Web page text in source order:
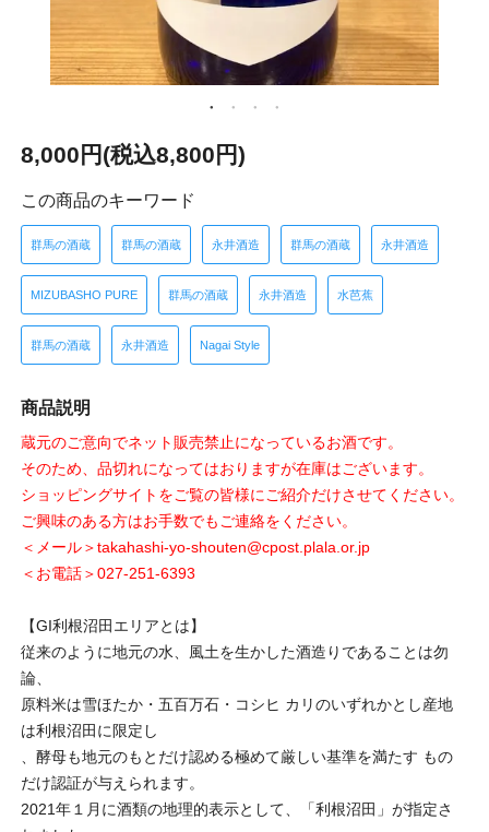
8,000円(税込8,800円)
この商品のキーワード
群馬の酒蔵 群馬の酒蔵 永井酒造 群馬の酒蔵 永井酒造
MIZUBASHO PURE 群馬の酒蔵 永井酒造 水芭蕉
群馬の酒蔵 永井酒造 Nagai Style
商品説明
蔵元のご意向でネット販売禁止になっているお酒です。
そのため、品切れになってはおりますが在庫はございます。
ショッピングサイトをご覧の皆様にご紹介だけさせてください。
ご興味のある方はお手数でもご連絡をください。
＜メール＞takahashi-yo-shouten@cpost.plala.or.jp
＜お電話＞027-251-6393
【GI利根沼田エリアとは】
従来のように地元の水、風土を生かした酒造りであることは勿
論、
原料米は雪ほたか・五百万石・コシヒ カリのいずれかとし産地
は利根沼田に限定し
、酵母も地元のもとだけ認める極めて厳しい基準を満たす もの
だけ認証が与えられます。
2021年１月に酒類の地理的表示として、「利根沼田」が指定さ